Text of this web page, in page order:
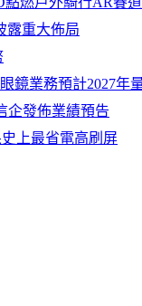
露重大佈局
鏡業務預計2027年
企發佈業績預告
上最省電高刷屏